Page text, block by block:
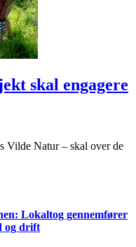
skal engagere
Vilde Natur – skal over de
Lokaltog gennemfører
og drift